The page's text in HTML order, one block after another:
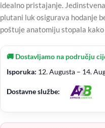
idealno pristajanje.
plutani luk osigurava hodanje
poštuje anatomiju stopala
🚚 Dostavljamo na području
Isporuka: 12. Augusta – 14.
Dostavne službe: